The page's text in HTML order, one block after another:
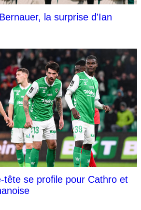
la surprise d'Ian
tête se profile pour Cathro et